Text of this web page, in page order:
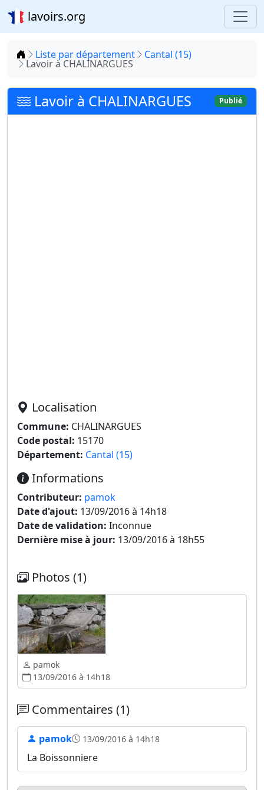
lavoirs.org
Accueil
Liste par département Cantal (15)
Lavoir à CHALINARGUES
Lavoir à CHALINARGUES Publié
Localisation
Commune: CHALINARGUES
Code postal: 15170
Département: Cantal (15)
Informations
Contributeur: pamok
Date d'ajout: 13/09/2016 à 14h18
Date de validation: Inconnue
Dernière mise à jour: 13/09/2016 à 18h55
Photos (1)
pamok
13/09/2016 à 14h18
Commentaires (1)
pamok 13/09/2016 à 14h18
La Boissonniere